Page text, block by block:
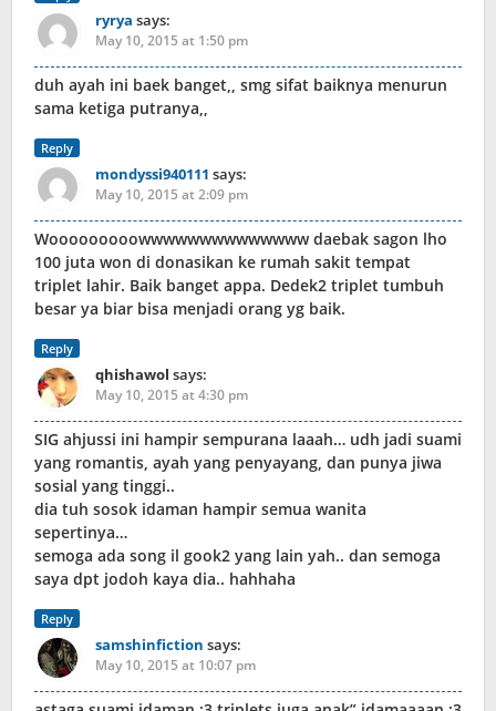
ryrya says:
May 10, 2015 at 1:50 pm
duh ayah ini baek banget,, smg sifat baiknya menurun
sama ketiga putranya,,
Reply
mondyssi940111 says:
May 10, 2015 at 2:09 pm
Wooooooooowwwwwwwwwwwwww daebak sagon lho
100 juta won di donasikan ke rumah sakit tempat
triplet lahir. Baik banget appa. Dedek2 triplet tumbuh
besar ya biar bisa menjadi orang yg baik.
Reply
qhishawol says:
May 10, 2015 at 4:30 pm
SIG ahjussi ini hampir sempurana laaah… udh jadi suami
yang romantis, ayah yang penyayang, dan punya jiwa
sosial yang tinggi..
dia tuh sosok idaman hampir semua wanita
sepertinya…
semoga ada song il gook2 yang lain yah.. dan semoga
saya dpt jodoh kaya dia.. hahhaha
Reply
samshinfiction says:
May 10, 2015 at 10:07 pm